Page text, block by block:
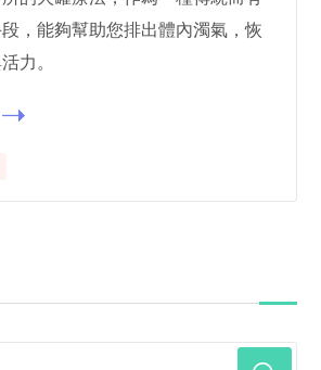
，能夠幫助您排出體內濁氣，恢
力。